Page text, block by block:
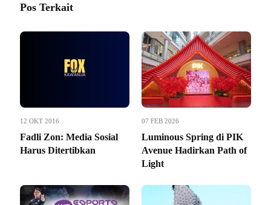
Pos Terkait
12 OKT 2016
Fadli Zon: Media Sosial
Harus Ditertibkan
07 FEB 2026
Luminous Spring di PIK
Avenue Hadirkan Path of
Light